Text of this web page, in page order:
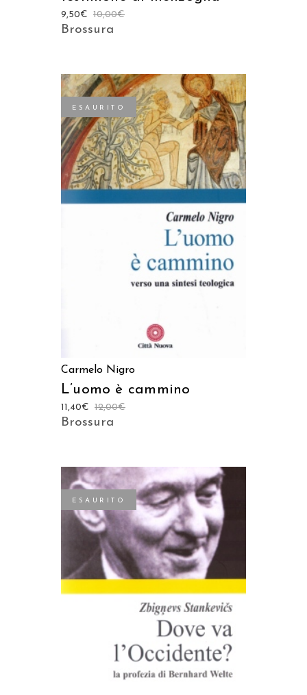
10,00€
9,50€
Brossura
ESAURITO
LEGGI TUTTO
Carmelo Nigro
L’uomo è cammino
12,00€
11,40€
Brossura
ESAURITO
LEGGI TUTTO